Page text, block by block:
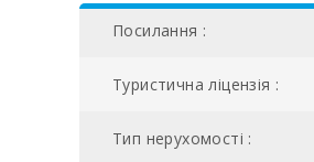
Посилання :
Туристична ліцензія :
Тип нерухомості :